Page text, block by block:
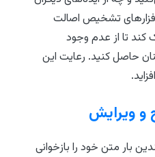
تشخیص اصالت
کند تا از عدم وجود
حاصل کنید. رعایت این
ویرایش
بار متن خود را بازخوانی